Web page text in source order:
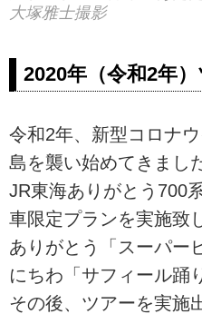
大塚雅士撮影
2020年（令和2年
令和2年、新型コロナ
島を襲い始めてきまし
JR東海ありがとう700
車限定プランを実施致
ありがとう「スーパー
にちわ「サフィール踊
その後、ツアーを実施